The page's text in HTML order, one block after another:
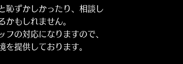
恥ずかしかったり、相談し
かもしれません。
フの対応になりますので、
を提供しております。